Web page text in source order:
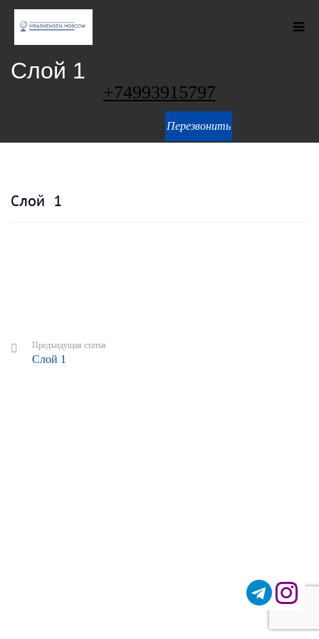
+74993915797
Перезвонить
Слой 1
Слой 1
Предъидущая статья
Слой 1